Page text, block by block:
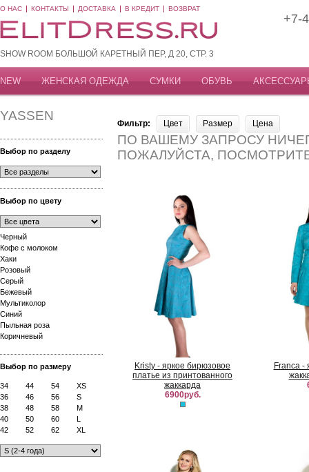
О НАС КОНТАКТЫ ДОСТАВКА В КРЕДИТ ВОЗВРАТ
SHOW ROOM БОЛЬШОЙ КАРЕТНЫЙ ПЕР, Д 20, СТР. 3
+7-
NEW ЖЕНСКАЯ ОДЕЖДА СУМКИ ОБУВЬ
YASSEN
Выбор по разделу
Выбор по цвету
Черный
Кофе с молоком
Хаки
Розовый
Серый
Бежевый
Мультиколор
Синий
Пыльная роза
Коричневый
Выбор по размеру
34 44 54
XS
36
46 56
S
38
48 58
M
40
50 60
L
42
52 62 XL
Фильтр: Цвет Размер Цена
ПО ВАШЕМУ ЗАПРОСУ
ПОЖАЛУЙСТА,
Kristy - яркое бирюзовое
платье из принтованного
жаккарда
6900руб.
Franca -